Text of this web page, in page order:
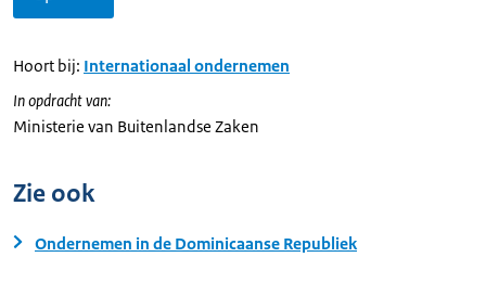
Hoort bij: Internationaal ondernemen
In opdracht van:
Ministerie van Buitenlandse Zaken
Zie ook
Ondernemen in de Dominicaanse Republiek